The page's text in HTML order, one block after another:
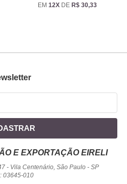
EM 12X DE R$ 30,33
E EXPORTAÇÃO EIRELI
- Vila Centenário, São Paulo- SP
03645-010